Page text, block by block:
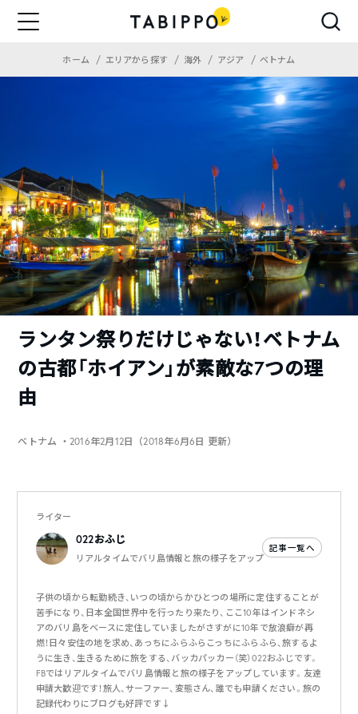
ホーム エリアから探す 海外 アジア ベトナム
ランタン祭りだけじゃない！ベトナム
の古都「ホイアン」が素敵な7つの理
由
ベトナム ・2016年2月12日（2018年6月6日 更新）
ライター
022おふじ
リアルタイムでバリ島情報と旅の様子をアップ
記事一覧へ
子供の頃から転勤続き、いつの頃からかひとつの場所に定住することが
苦手になり、日本全国世界中を行ったり来たり、ここ10年はインドネシ
アのバリ島をベースに定住していましたがさすがに10年で放浪癖が再
燃！日々安住の地を求め、あっちにふらふらこっちにふらふら、旅するよ
うに生き、生きるために旅をする、バッカパッカー（笑）022おふじです。
FBではリアルタイムでバリ島情報と旅の様子をアップしています。友達
申請大歓迎です！旅人、サーファー、変態さん、誰でも申請ください。旅の
記録代わりにブログも好評です↓